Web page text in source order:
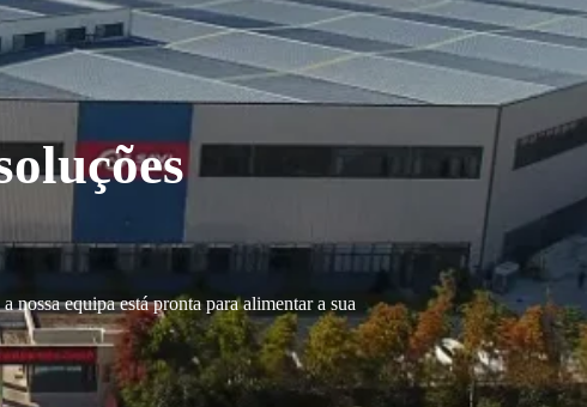
Italian
Korean
nossa equipa está pronta para alimentar a sua